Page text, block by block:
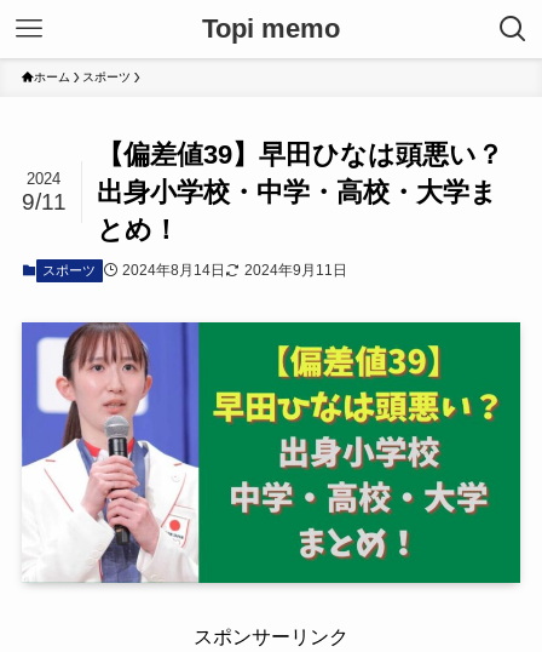
Topi memo
ホーム スポーツ
【偏差値39】早田ひなは頭悪い？
出身小学校・中学・高校・大学ま
とめ！
2024
9/11
スポーツ 2024年8月14日 2024年9月11日
スポンサーリンク